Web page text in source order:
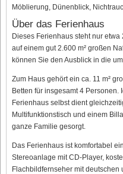
Möblierung, Dünenblick,
Über das Ferienhaus
Dieses Ferienhaus steht nur
auf einem gut 2.600 m² großen
können Sie den Ausblick in die
Zum Haus gehört ein ca. 11 m²
Betten für insgesamt 4 Personen.
Ferienhaus selbst dient
Multifunktionstisch und einem
ganze Familie gesorgt.
Das Ferienhaus ist komfortabel
Stereoanlage mit CD-Player,
Flachbildfernseher mit